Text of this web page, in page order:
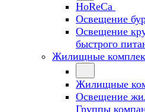
HoReCa
Освещение
Освещение
быстрого
Жилищные
Жилищные
Освещение
Группы